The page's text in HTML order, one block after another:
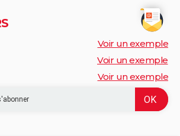
Voir un exemple
Voir un exemple
Voir un exemple